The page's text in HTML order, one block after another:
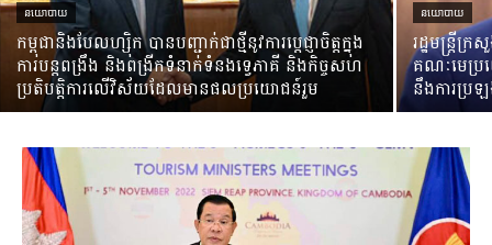
នយោបាយ
កម្ពុជានិងបែលហ្ស៊ិក បានបញ្ជាក់ជាថ្មីនូវការប្តេជ្ញាចិត្តក្នុង
ការបន្តពង្រឹង និងពង្រីកទំនាក់ទំនងទ្វេភាគី និងកិច្ចសហ
ប្រតិបត្តិការលើវិស័យដែលមានផលប្រយោជន៍រួម
នយោបាយ
រដ្ឋមន្ត្រីក្
គណៈមេប្រ
នឹងការប្រ